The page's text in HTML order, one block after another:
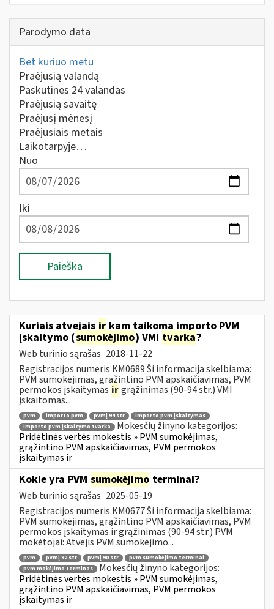
Parodymo data
Bet kuriuo metu
Praėjusią valandą
Paskutines 24 valandas
Praėjusią savaitę
Praėjusį mėnesį
Praėjusiais metais
Laikotarpyje…
Nuo
Iki
Paieška
Kuriais atvejais ir kam taikoma importo PVM
įskaitymo (sumokėjimo) VMI tvarka?
Web turinio sąrašas 2018-11-22
Registracijos numeris KM0689 Ši informacija skelbiama:
PVM sumokėjimas, grąžintino PVM apskaičiavimas, PVM
permokos įskaitymas irgrąžinimas (90-94 str.) VMI
įskaitomas...
pvm importo pvm pvmį 94 str
importo pvm įskaitymas
importo pvm įskaitymo tvarka
Mokesčių žinyno kategorijos:
Pridėtinės vertės mokestis » PVM sumokėjimas,
grąžintino PVM apskaičiavimas, PVM permokos
įskaitymas ir
Kokie yra PVM sumokėjimo terminai?
Web turinio sąrašas 2025-05-19
Registracijos numeris KM0677 Ši informacija skelbiama:
PVM sumokėjimas, grąžintino PVM apskaičiavimas, PVM
permokos įskaitymas ir grąžinimas (90-94 str.) PVM
mokėtojai: Atvejis PVM sumokėjimo...
pvm pvmį 92 str pvmį 90 str
pvm sumokėjimo terminai
pvm mokėjimo terminas
Mokesčių žinyno kategorijos:
Pridėtinės vertės mokestis » PVM sumokėjimas,
grąžintino PVM apskaičiavimas, PVM permokos
įskaitymas ir